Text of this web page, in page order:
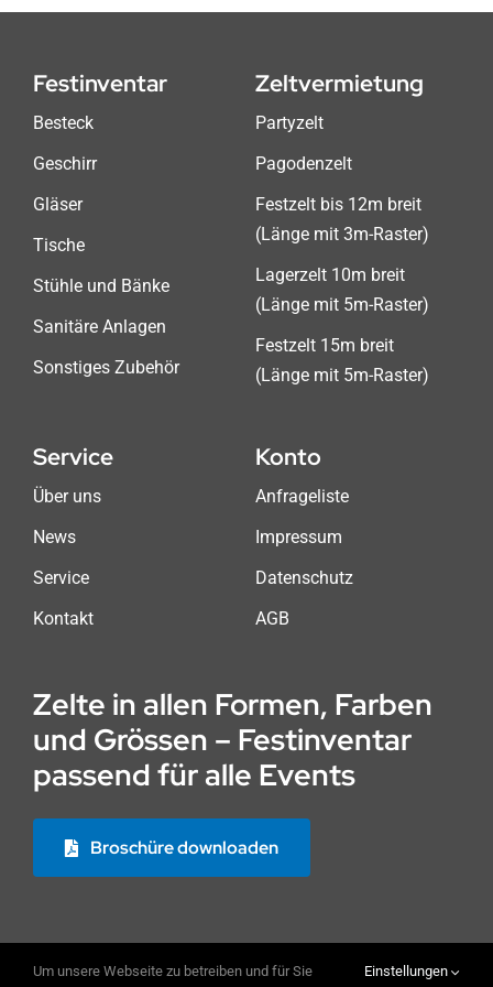
Die
Produktseite
werden
Festinventar
Besteck
Geschirr
Gläser
Tische
Stühle und Bänke
Sanitäre Anlagen
Sonstiges Zubehör
Zeltvermietung
Partyzelt
Pagodenzelt
Festzelt bis 12m breit
(Länge mit 3m-Raster)
Lagerzelt 10m breit
(Länge mit 5m-Raster)
Festzelt 15m breit
(Länge mit 5m-Raster)
Service
Über uns
News
Service
Kontakt
Konto
Anfrageliste
Impressum
Datenschutz
AGB
Zelte in allen Formen, Farben
und Grössen – Festinventar
passend für alle Events
Broschüre downloaden
Um unsere Webseite zu betreiben und für Sie Einstellungen